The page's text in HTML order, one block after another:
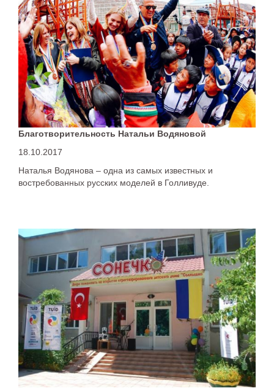
Благотворительность Натальи Водяновой
18.10.2017
Наталья Водянова – одна из самых известных и
востребованных русских моделей в Голливуде.